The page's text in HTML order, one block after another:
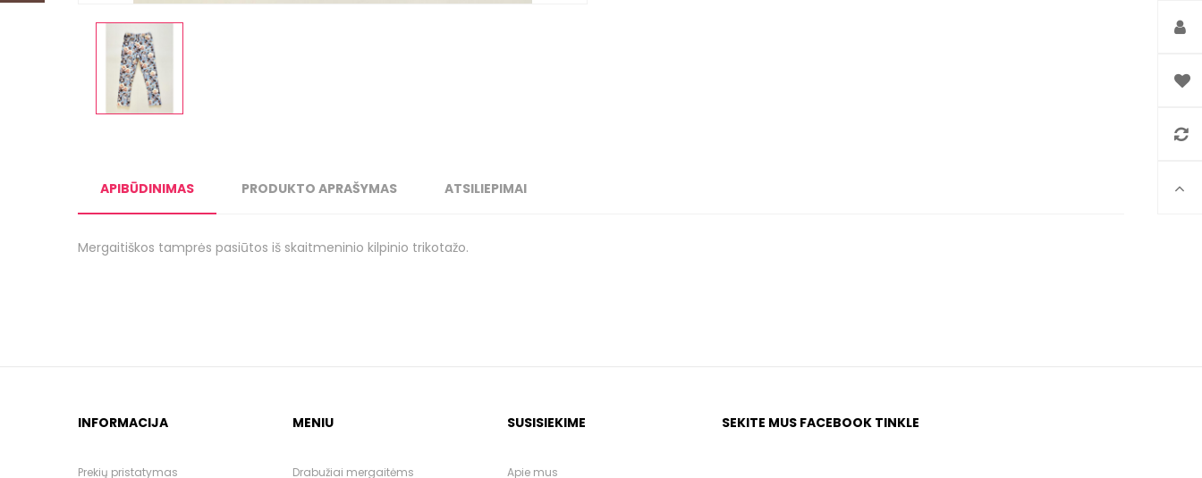
APIBŪDINIMAS PRODUKTO APRAŠYMAS ATSILIEPIMAI
Mergaitiškos tamprės pasiūtos iš skaitmeninio kilpinio trikotažo.
INFORMACIJA
Prekių pristatymas
MENIU
Drabužiai mergaitėms
SUSISIEKIME
Apie mus
SEKITE MUS FACEBOOK TINKLE